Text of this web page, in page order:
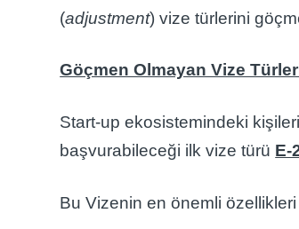
(adjustment) vize türlerini
Göçmen Olmayan Vize
Start-up ekosistemindeki
başvurabileceği ilk vize türü E-
Bu Vizenin en önemli